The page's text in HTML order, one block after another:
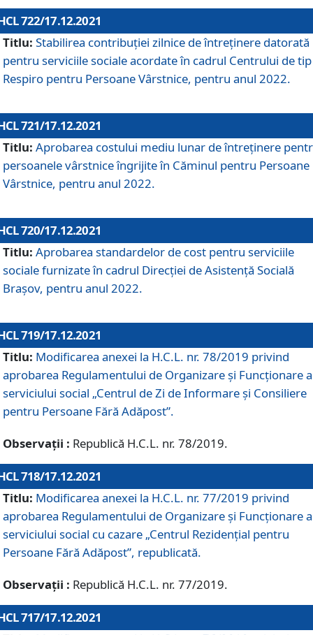
722/17.12.2021
Titlu: Stabilirea contribuţiei zilnice de întreținere datorată
pentru serviciile sociale acordate în cadrul Centrului de tip
Respiro pentru Persoane Vârstnice, pentru anul 2022.
721/17.12.2021
Titlu: Aprobarea costului mediu lunar de întreţinere
persoanele vârstnice îngrijite în Căminul pentru Persoane
Vârstnice, pentru anul 2022.
720/17.12.2021
Titlu: Aprobarea standardelor de cost pentru serviciile
sociale furnizate în cadrul Direcției de Asistență Socială
Brașov, pentru anul 2022.
719/17.12.2021
Titlu: Modificarea anexei la H.C.L. nr. 78/2019 privind
aprobarea Regulamentului de Organizare și Funcționare
serviciului social „Centrul de Zi de Informare şi Consiliere
pentru Persoane Fără Adăpost”.
Observații : Republică H.C.L. nr. 78/2019.
718/17.12.2021
Titlu: Modificarea anexei la H.C.L. nr. 77/2019 privind
aprobarea Regulamentului de Organizare și Funcționare
serviciului social cu cazare „Centrul Rezidențial pentru
Persoane Fără Adăpost”, republicată.
Observații : Republică H.C.L. nr. 77/2019.
717/17.12.2021